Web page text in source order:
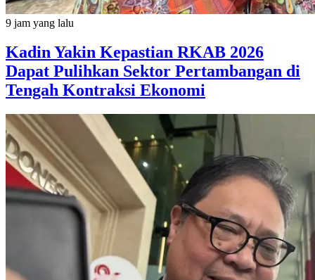
9 jam yang lalu
Kadin Yakin Kepastian RKAB 2026
Dapat Pulihkan Sektor Pertambangan di
Tengah Kontraksi Ekonomi